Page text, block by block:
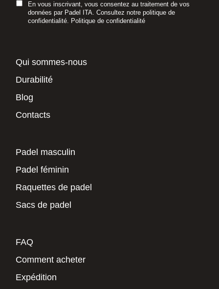
En vous inscrivant, vous consentez au traitement de vos
données par Padel ITA. Consultez notre politique de
confidentialité. Politique de confidentialité
Qui sommes-nous
Durabilité
Blog
Contacts
Padel masculin
Padel féminin
Raquettes de padel
Sacs de padel
FAQ
Comment acheter
Expédition